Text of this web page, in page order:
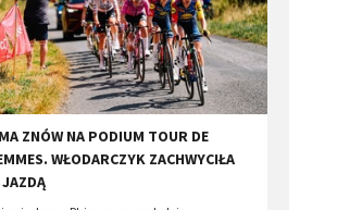
ZNÓW NA PODIUM TOUR DE
WŁODARCZYK ZACHWYCIŁA